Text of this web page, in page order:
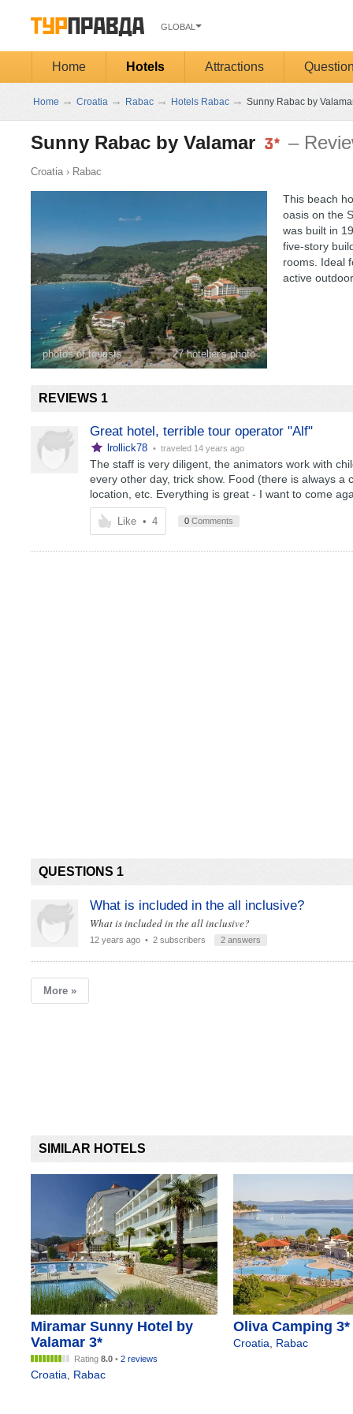
GLOBAL
Home Hotels Attractions
Home → Croatia → Rabac → Hotels Rabac → Sunny Rabac by
Sunny Rabac by Valamar –
Croatia› Rabac
photos of tourists 27 hotelier's photo
This beach
oasis on the
was built in
five-story
rooms. Ideal
active
REVIEWS 1
Great hotel, terrible tour operator "Alf"
lrollick78 • traveled 14 years ago
The staff is very diligent, the animators work with
every other day, trick show. Food (there is always
location, etc. Everything is great - I want to come
Like • 4 0Comments
QUESTIONS 1
What is included in the all inclusive?
What is included in the all inclusive?
12 years ago • 2 subscribers 2 answers
More »
SIMILAR HOTELS
Miramar Sunny Hotel by
Valamar 3*
Rating 8.0• 2 reviews
Croatia Rabac
Oliva Camping 3*
Croatia Rabac